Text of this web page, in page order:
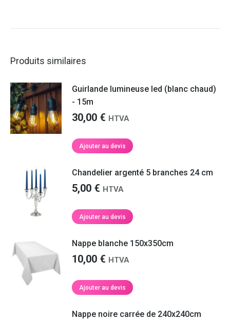
Produits similaires
Guirlande lumineuse led (blanc chaud)
- 15m
30,00 € HTVA
Ajouter au devis
Chandelier argenté 5 branches 24 cm
5,00 € HTVA
Ajouter au devis
Nappe blanche 150x350cm
10,00 € HTVA
Ajouter au devis
Nappe noire carrée de 240x240cm